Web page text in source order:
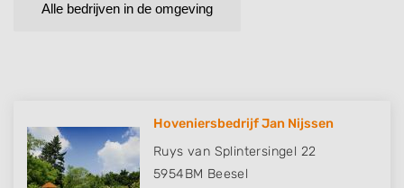
Alle bedrijven in de omgeving
Hoveniersbedrijf Jan Nijssen
Ruys van Splintersingel 22
5954BM Beesel